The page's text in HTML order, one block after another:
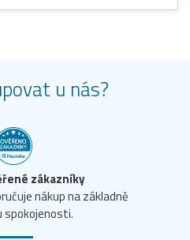
u nás?
zákazníky
nákup na základně
spokojenosti.